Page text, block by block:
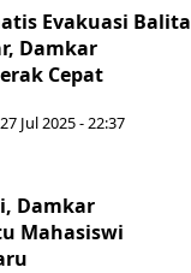
Evakuasi Balita
Damkar
Cepat
Jul 2025 - 22:37
Damkar
Mahasiswi